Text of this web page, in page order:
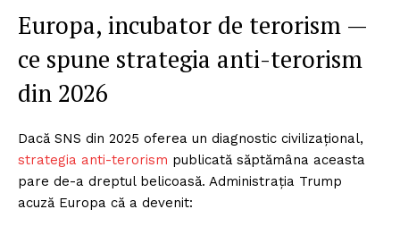
Europa, incubator de terorism —
ce spune strategia anti-terorism
din 2026
Dacă SNS din 2025 oferea un diagnostic civilizațional,
strategia anti-terorism publicată săptămâna aceasta
pare de-a dreptul belicoasă. Administrația Trump
acuză Europa că a devenit: